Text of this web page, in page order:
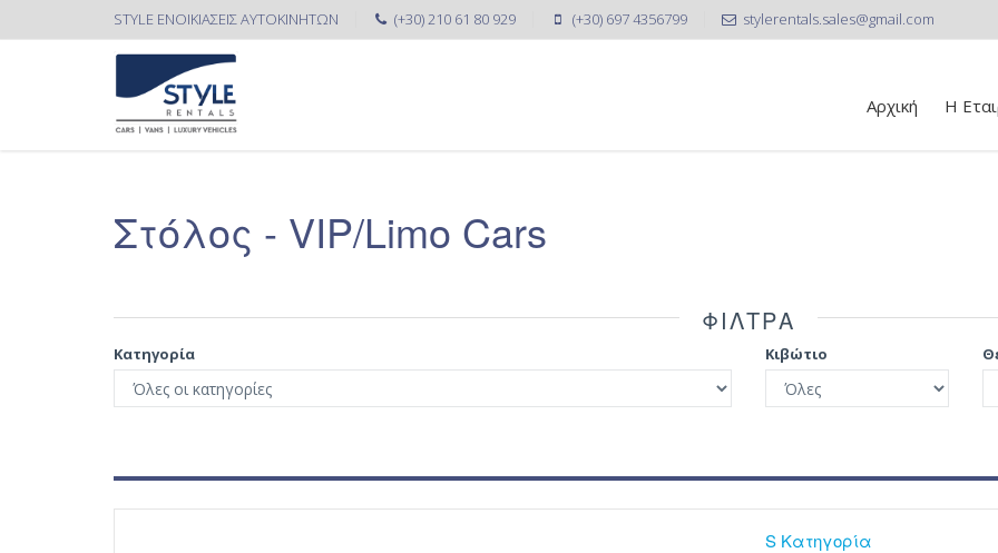
STYLE ΕΝΟΙΚΙΑΣΕΙΣ ΑΥΤΟΚΙΝΗΤΩΝ (+30) 210 61 80 929 (+30) 697 4356799 stylerentals.sales@gmail.com
Αρχική Η
Στόλος - VIP/Limo Cars
ΦIΛΤΡΑ
Κατηγορία Κιβώτιο
S Κατηγορία